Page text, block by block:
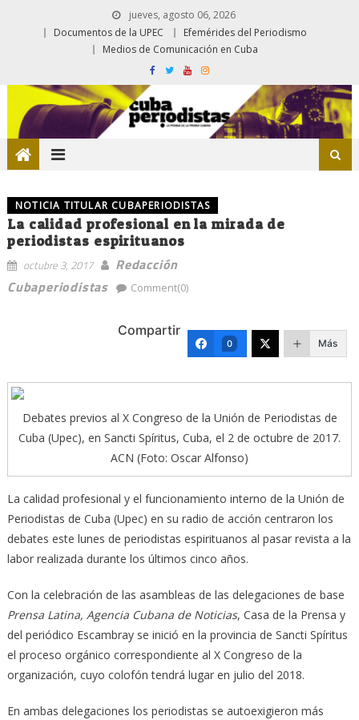
jueves, agosto 06, 2026
Documentos de la UPEC
Efemérides del Periodismo
Medios de Comunicación en Cuba
NOTICIA TITULAR CUBAPERIODISTAS
La calidad profesional en la mirada de
periodistas espirituanos
octubre 3, 2017
Redacción
Cubaperiodistas
Comment(0)
Compartir
0 Más
Debates previos al X Congreso de la Unión de Periodistas de
Cuba (Upec), en Sancti Spíritus, Cuba, el 2 de octubre de 2017.
ACN (Foto: Oscar Alfonso)
La calidad profesional y el funcionamiento interno de la Unión de
Periodistas de Cuba (Upec) en su radio de acción centraron los
debates este lunes de periodistas espirituanos al pasar revista a la
labor realizada durante los últimos cinco años.
Con la celebración de las asambleas de las delegaciones de base
Prensa Latina, Agencia Cubana de Noticias, Casa de la Prensa y
del periódico Escambray se inició en la provincia de Sancti Spíritus
el proceso orgánico correspondiente al X Congreso de la
organización, cuyo colofón tendrá lugar en julio del 2018.
En ambas delegaciones los periodistas se autoexigieron más